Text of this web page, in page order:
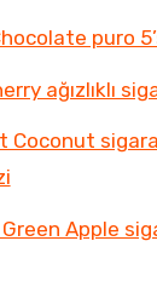
puro
ağızlıklı
Coconut sigara
Apple